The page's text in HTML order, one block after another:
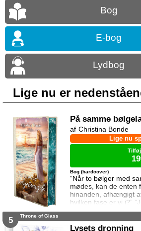
Bog
E-bog
Lydbog
Lige nu er
På samme
”Når to bølger med
mødes, kan de
hinanden, afhængigt
hvilken fase er vi i?”
samme fase.” To ting
sætte sin afdøde fars
Bog (hardcover)
Lige nu
Christina Bonde
5 Throne of Glass
Lysets dronning